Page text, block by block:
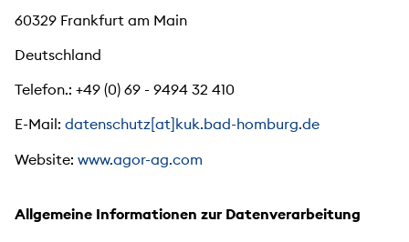
60329 Frankfurt am Main
Deutschland
Telefon.: +49 (0) 69 - 9494 32 410
E-Mail: datenschutz[at]kuk.bad-homburg.de
Website: www.agor-ag.com
Allgemeine Informationen zur Datenverarbeitung